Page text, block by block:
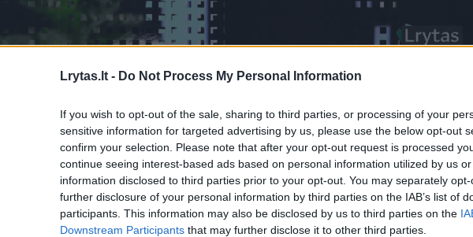
Lrytas.lt - Do Not Process My Personal Information
If you wish to opt-out of the sale, sharing to third parties, or processing of your
sensitive information for targeted advertising by us, please use the below opt-out
confirm your selection. Please note that after your opt-out request is processed
continue seeing interest-based ads based on personal information utilized by us
information disclosed to third parties prior to your opt-out. You may separately
further disclosure of your personal information by third parties on the IAB’s list of
participants. This information may also be disclosed by us to third parties on the
Downstream Participants that may further disclose it to other third parties.